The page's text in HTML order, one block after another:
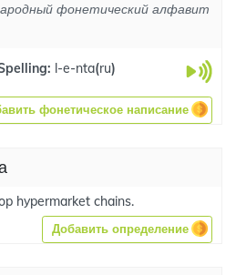
фонетический алфавит
l-e-nta(ru)
фонетическое написание
hypermarket chains.
Добавить определение